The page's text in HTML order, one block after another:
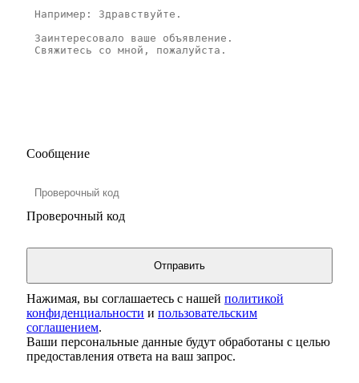
Сообщение
Проверочный код
Нажимая, вы соглашаетесь с нашей политикой
конфиденциальности и пользовательским
соглашением.
Ваши персональные данные будут обработаны с целью
предоставления ответа на ваш запрос.